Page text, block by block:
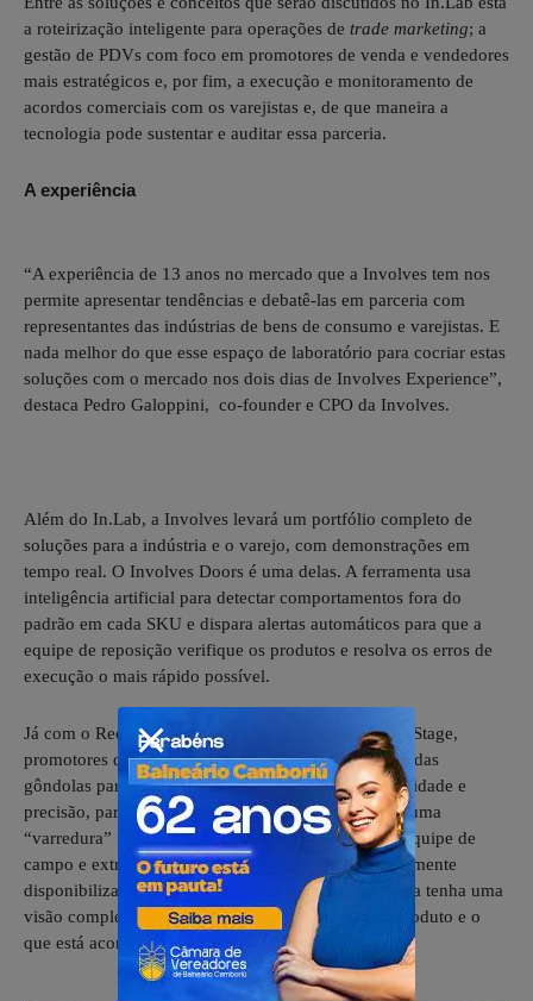
a roteirização inteligente para operações de trade marketing; a
gestão de PDVs com foco em promotores de venda e vendedores
mais estratégicos e, por fim, a execução e monitoramento de
acordos comerciais com os varejistas e, de que maneira a
tecnologia pode sustentar e auditar essa parceria.
A experiência
“A experiência de 13 anos no mercado que a Involves tem nos
permite apresentar tendências e debatê-las em parceria com
representantes das indústrias de bens de consumo e varejistas. E
nada melhor do que esse espaço de laboratório para cocriar estas
soluções com o mercado nos dois dias de Involves Experience”,
destaca Pedro Galoppini, co-founder e CPO da Involves.
Além do In.Lab, a Involves levará um portfólio completo de
soluções para a indústria e o varejo, com demonstrações em
tempo real. O Involves Doors é uma delas. A ferramenta usa
inteligência artificial para detectar comportamentos fora do
padrão em cada SKU e dispara alertas automáticos para que a
equipe de reposição verifique os produtos e resolva os erros de
execução o mais rápido possível.
Já com o Reconhecimento por Imagem do Involves Stage,
promotores de vendas precisam de apenas uma foto das
gôndolas para enviar dados em tempo real, com agilidade e
precisão, para as equipes internas. A ferramenta faz uma
“varredura” na imagem inserida no aplicativo pela equipe de
campo e extrai dados quantitativos que são imediatamente
disponibilizados no sistema para que a equipe interna tenha uma
visão completa de como os shoppers enxergam o produto e o
que está acontecendo no ponto de venda.